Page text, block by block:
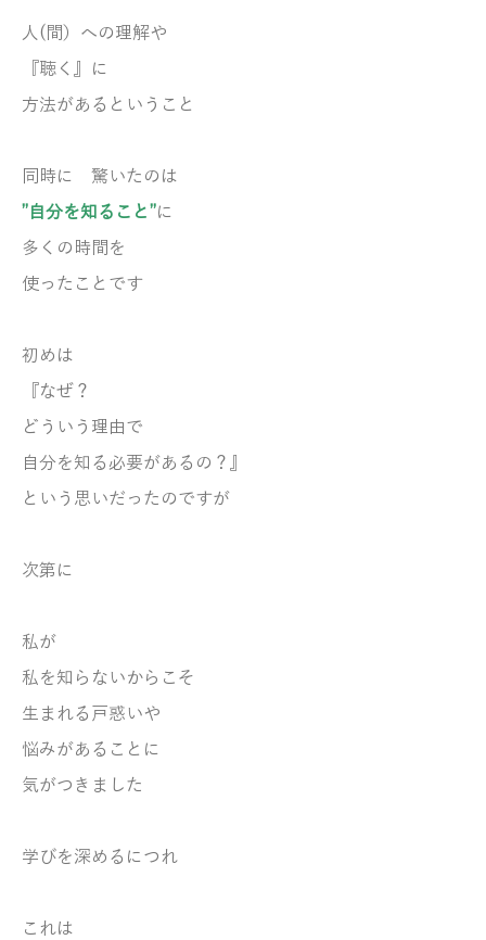
人(間）への理解や
『聴く』に
方法があるということ
同時に 驚いたのは
”自分を知ること”に
多くの時間を
使ったことです
初めは
『なぜ？
どういう理由で
自分を知る必要があるの？』
という 思いだったのですが
次第に
私が
私を知らないからこそ
生まれる戸惑いや
悩みがあることに
気がつきました
学びを深めるにつれ
これは